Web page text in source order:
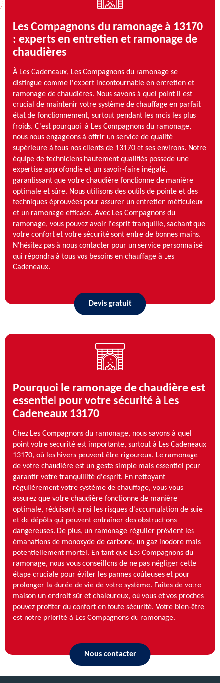
Les Compagnons du ramonage à 13170
: experts en entretien et ramonage de
chaudières
À Les Cadeneaux, Les Compagnons du ramonage se
distingue comme l'expert incontournable en entretien et
ramonage de chaudières. Nous savons à quel point il est
crucial de maintenir votre système de chauffage en parfait
état de fonctionnement, surtout pendant les mois les plus
froids. C'est pourquoi, à Les Compagnons du ramonage,
nous nous engageons à offrir un service de qualité
supérieure à tous nos clients de 13170 et ses environs. Notre
équipe de techniciens hautement qualifiés possède une
expertise approfondie et un savoir-faire inégalé,
garantissant que votre chaudière fonctionne de manière
optimale et sûre. Nous utilisons des outils de pointe et des
techniques éprouvées pour assurer un entretien méticuleux
et un ramonage efficace. Avec Les Compagnons du
ramonage, vous pouvez avoir l'esprit tranquille, sachant que
votre confort et votre sécurité sont entre de bonnes mains.
N'hésitez pas à nous contacter pour un service personnalisé
qui répondra à tous vos besoins en chauffage à Les
Cadeneaux.
Devis gratuit
Pourquoi le ramonage de chaudière est
essentiel pour votre sécurité à Les
Cadeneaux 13170
Chez Les Compagnons du ramonage, nous savons à quel
point votre sécurité est importante, surtout à Les Cadeneaux
13170, où les hivers peuvent être rigoureux. Le ramonage
de votre chaudière est un geste simple mais essentiel pour
garantir votre tranquillité d'esprit. En nettoyant
régulièrement votre système de chauffage, vous vous
assurez que votre chaudière fonctionne de manière
optimale, réduisant ainsi les risques d'accumulation de suie
et de dépôts qui peuvent entraîner des obstructions
dangereuses. De plus, un ramonage régulier prévient les
émanations de monoxyde de carbone, un gaz inodore mais
potentiellement mortel. En tant que Les Compagnons du
ramonage, nous vous conseillons de ne pas négliger cette
étape cruciale pour éviter les pannes coûteuses et pour
prolonger la durée de vie de votre système. Faites de votre
maison un endroit sûr et chaleureux, où vous et vos proches
pouvez profiter du confort en toute sécurité. Votre bien-être
est notre priorité à Les Compagnons du ramonage.
Nous contacter